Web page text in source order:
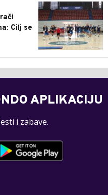
0
Cilj se
APLIKACIJU
i zabave.